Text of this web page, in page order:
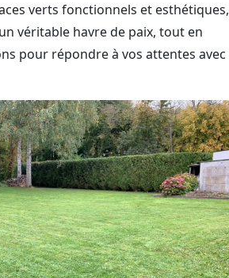
verts fonctionnels et esthétiques,
véritable havre de paix, tout en
pour répondre à vos attentes avec